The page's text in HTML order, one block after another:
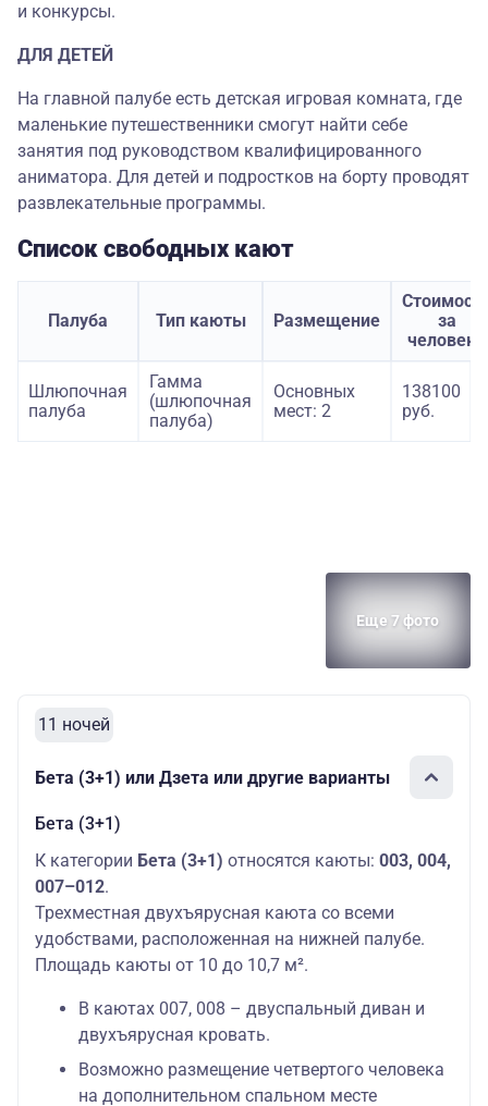
и конкурсы.
ДЛЯ ДЕТЕЙ
На главной палубе есть детская игровая комната, где
маленькие путешественники смогут найти себе
занятия под руководством квалифицированного
аниматора. Для детей и подростков на борту проводят
развлекательные программы.
Список свободных кают
Палуба Тип каюты Размещение
за
человека
Шлюпочная
палуба
Гамма
(шлюпочная
палуба)
Основных
мест: 2
138100
руб.
Еще 7 фото
11 ночей
Бета (3+1) или Дзета или другие варианты
Бета (3+1)
К категории Бета (3+1) относятся каюты: 003, 004,
007–012.
Трехместная двухъярусная каюта со всеми
удобствами, расположенная на нижней палубе.
Площадь каюты от 10 до 10,7 м².
В каютах 007, 008 – двуспальный диван и
двухъярусная кровать.
Возможно размещение четвертого человека
на дополнительном спальном месте